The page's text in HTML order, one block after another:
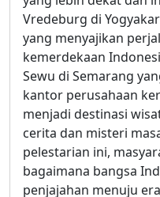
Vredeburg di
yang menyajikan
kemerdekaan
Sewu di Semarang
kantor perusahaan
menjadi destinasi
cerita dan misteri
pelestarian ini,
bagaimana bangsa
penjajahan menuju